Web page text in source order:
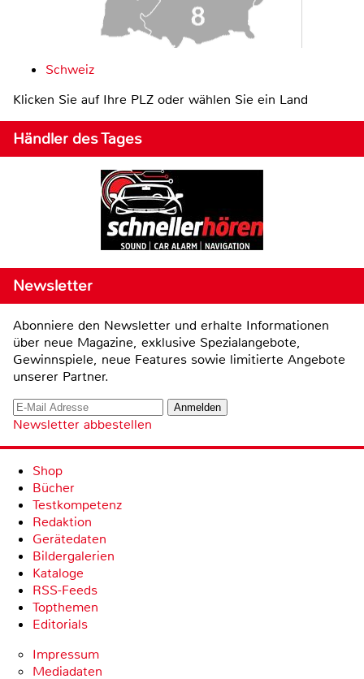
Schweiz
Klicken Sie auf Ihre PLZ oder wählen Sie ein Land
Händler des Tages
Newsletter
Abonniere den Newsletter und erhalte Informationen
über neue Magazine, exklusive Spezialangebote,
Gewinnspiele, neue Features sowie limitierte Angebote
unserer Partner.
Newsletter abbestellen
Shop
Bücher
Testkompetenz
Redaktion
Gerätedaten
Bildergalerien
Kataloge
RSS-Feeds
Topthemen
Editorials
Impressum
Mediadaten